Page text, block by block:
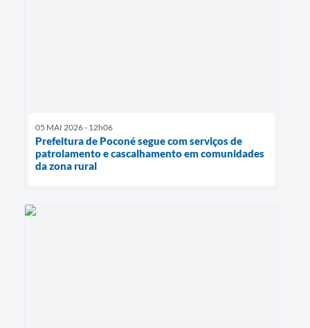
05 MAI 2026 - 12h06
Prefeitura de Poconé segue com serviços de
patrolamento e cascalhamento em comunidades
da zona rural